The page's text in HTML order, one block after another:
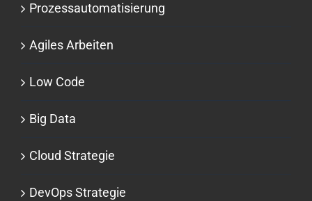
Prozessauto­matisierung
Agiles Arbeiten
Low Code
Big Data
Cloud Strategie
DevOps Strategie